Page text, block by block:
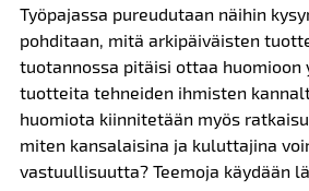
Työpajassa pureudutaan näihin
pohditaan, mitä arkipäiväisten
tuotannossa pitäisi ottaa huomioon
tuotteita tehneiden ihmisten
huomiota kiinnitetään myös
miten kansalaisina ja kuluttajina
vastuullisuutta? Teemoja käydään